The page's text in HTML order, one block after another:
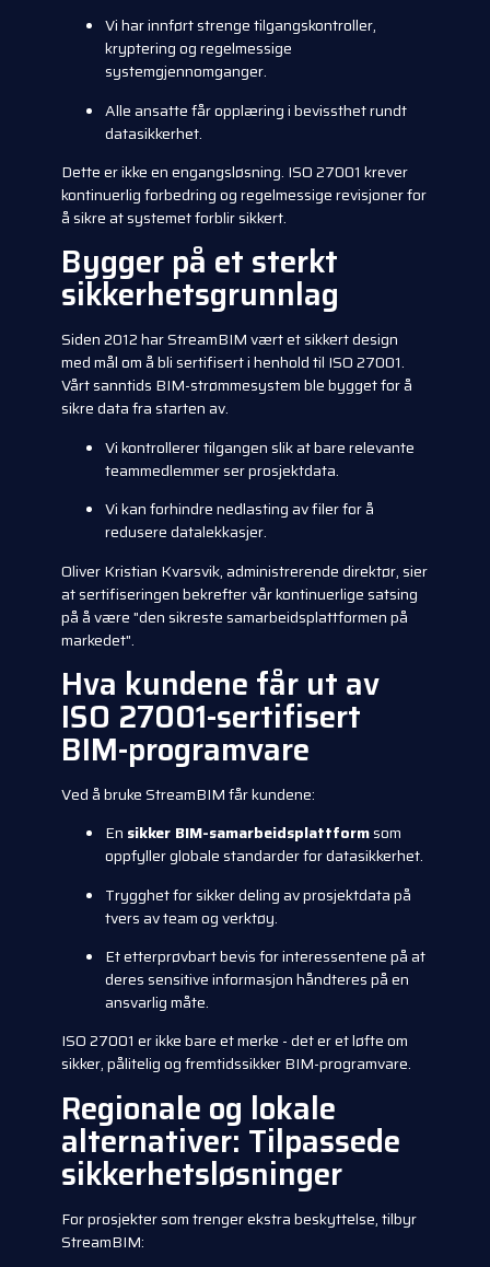
Vi har innført strenge tilgangskontroller,
kryptering og regelmessige
systemgjennomganger.
Alle ansatte får opplæring i bevissthet rundt
datasikkerhet.
Dette er ikke en engangsløsning. ISO 27001 krever
kontinuerlig forbedring og regelmessige revisjoner for
å sikre at systemet forblir sikkert.
Bygger på et sterkt
sikkerhetsgrunnlag
Siden 2012 har StreamBIM vært et sikkert design
med mål om å bli sertifisert i henhold til ISO 27001.
Vårt sanntids BIM-strømmesystem ble bygget for å
sikre data fra starten av.
Vi kontrollerer tilgangen slik at bare relevante
teammedlemmer ser prosjektdata.
Vi kan forhindre nedlasting av filer for å
redusere datalekkasjer.
Oliver Kristian Kvarsvik, administrerende direktør, sier
at sertifiseringen bekrefter vår kontinuerlige satsing
på å være "den sikreste samarbeidsplattformen på
markedet".
Hva kundene får ut av
ISO 27001-sertifisert
BIM-programvare
Ved å bruke StreamBIM får kundene:
En sikker BIM-samarbeidsplattformsom
oppfyller globale standarder for datasikkerhet.
Trygghet for sikker deling av prosjektdata på
tvers av team og verktøy.
Et etterprøvbart bevis for interessentene på at
deres sensitive informasjon håndteres på en
ansvarlig måte.
ISO 27001 er ikke bare et merke - det er et løfte om
sikker, pålitelig og fremtidssikker BIM-programvare.
Regionale og lokale
alternativer: Tilpassede
sikkerhetsløsninger
For prosjekter som trenger ekstra beskyttelse, tilbyr
StreamBIM: